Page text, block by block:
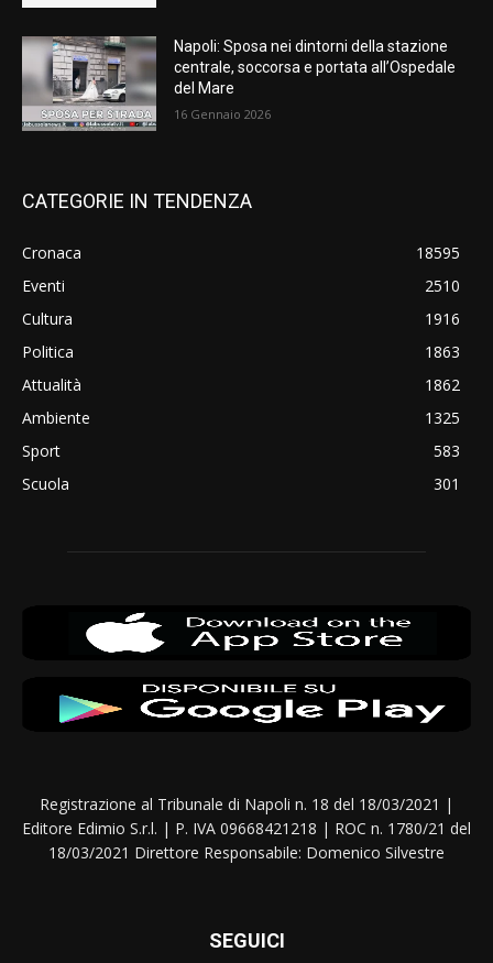
Napoli: Sposa nei dintorni della stazione
centrale, soccorsa e portata all’Ospedale
del Mare
16 Gennaio 2026
CATEGORIE IN TENDENZA
Cronaca
18595
Eventi
2510
Cultura
1916
Politica
1863
Attualità
1862
Ambiente
1325
Sport
583
Scuola
301
Registrazione al Tribunale di Napoli n. 18 del 18/03/2021 |
Editore Edimio S.r.l. | P. IVA 09668421218 | ROC n. 1780/21 del
18/03/2021 Direttore Responsabile: Domenico Silvestre
SEGUICI